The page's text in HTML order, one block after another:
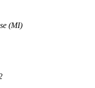
(MI)